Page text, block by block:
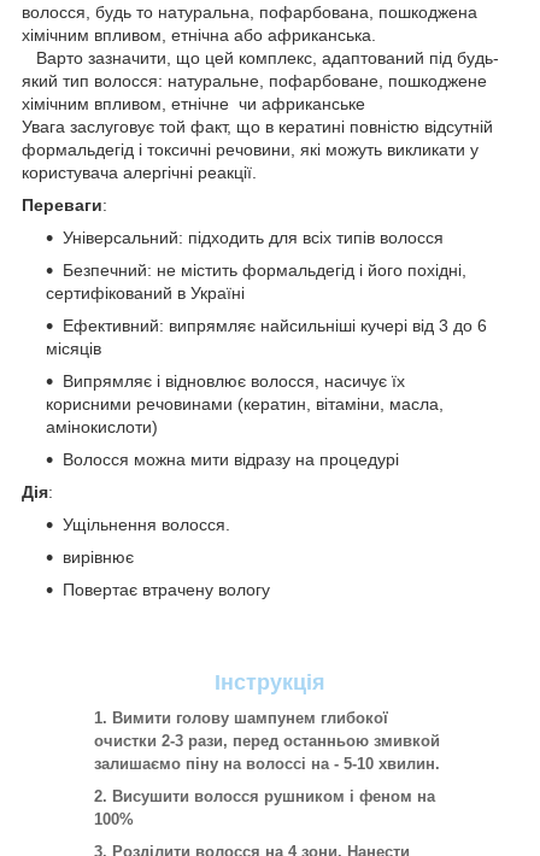
волосся, будь то натуральна, пофарбована, пошкоджена
хімічним впливом, етнічна або африканська.
Варто зазначити, що цей комплекс, адаптований під будь-
який тип волосся: натуральне, пофарбоване, пошкоджене
хімічним впливом, етнічне чи африканське
Увага заслуговує той факт, що в кератині повністю відсутній
формальдегід і токсичні речовини, які можуть викликати у
користувача алергічні реакції.
Переваги:
Універсальний: підходить для всіх типів волосся
Безпечний: не містить формальдегід і його похідні,
сертифікований в Україні
Ефективний: випрямляє найсильніші кучері від 3 до 6
місяців
Випрямляє і відновлює волосся, насичує їх
корисними речовинами (кератин, вітаміни, масла,
амінокислоти)
Волосся можна мити відразу на процедурі
Дія:
Ущільнення волосся.
вирівнює
Повертає втрачену вологу
Інструкція
Вимити голову шампунем глибокої
очистки 2-3 рази, перед останньою змивкой
залишаємо піну на волоссі на - 5-10 хвилин.
Висушити волосся рушником і феном на
100%
Розділити волосся на 4 зони. Нанести